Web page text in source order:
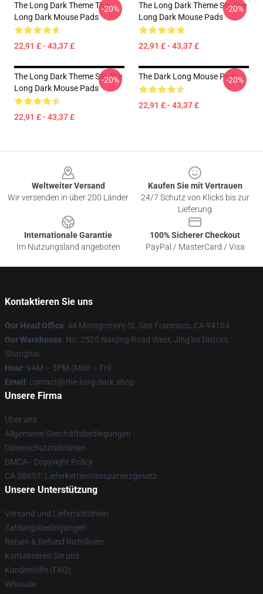
The Long Dark Theme The
Long Dark Mouse Pads
22,91 £ - 43,37 £
-20%
The Long Dark Theme Set The
Long Dark Mouse Pads
22,91 £ - 43,37 £
-20%
The Long Dark Theme Set The
Long Dark Mouse Pads
22,91 £ - 43,37 £
-20% The Dark Long Mouse Pad
22,91 £ - 43,37 £
-20%
Weltweiter Versand
Wir versenden in über 200 Länder
Kaufen Sie mit Vertrauen
24/7 Schutz von Klicks bis zur
Lieferung
Internationale Garantie
Im Nutzungsland angeboten
100% Sicherer Checkout
PayPal / MasterCard / Visa
Kontaktieren Sie uns
Our Head Office: 44 Montgomery St, San Francisco, CA 94104
Our Warehouse: No. 2525 Nanjing Road West, Jing'an District,
Shanghai
Hour: 9AM – 5PM (Mon – Fri)
Email : contact@the-long-dark.shop
Unsere Firma
Über uns
Allgemeine Geschäftsbedingungen
Datenschutzrichtlinien
DMCA - Copyright Policy
CA SB657: Lieferkettentransparenzgesetz
Unsere Unterstützung
Versand und Lieferrichtlinien
Zahlungsbedingungen
Return & Refund Richtlinien
Kontaktieren Sie uns
Kundenhilfe (FAQ)
Whosale